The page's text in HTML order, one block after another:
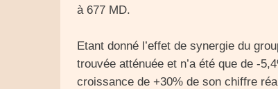
à 677 MD.
Etant donné l’effet de synergie du
trouvée atténuée et n’a été que de -
croissance de +30% de son chiffre